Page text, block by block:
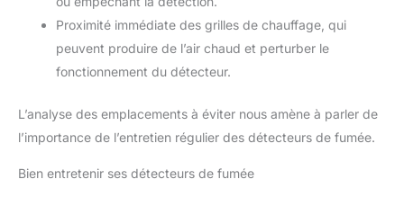
Proximité immédiate des grilles de chauffage, qui
peuvent produire de l’air chaud et perturber le
fonctionnement du détecteur.
L’analyse des emplacements à éviter nous amène à parler de
l’importance de l’entretien régulier des détecteurs de fumée.
Bien entretenir ses détecteurs de fumée